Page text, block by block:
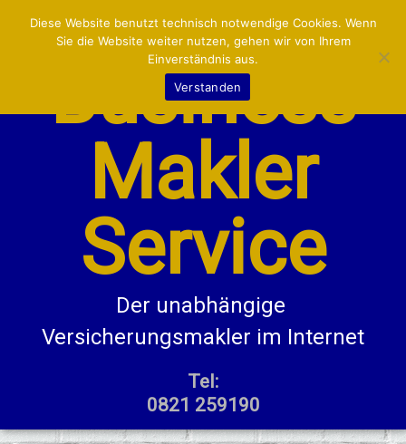
MENU
VERSICHERUNGEN:
LKW/LIEFERWAGEN
BETRIEB/GEWERBE
KONTAKT/INFO
Business
Makler
Service
Der unabhängige
Versicherungsmakler im Internet
Tel:
0821 259190
Diese Website benutzt technisch notwendige Cookies. Wenn
Sie die Website weiter nutzen, gehen wir von Ihrem
Einverständnis aus.
Verstanden